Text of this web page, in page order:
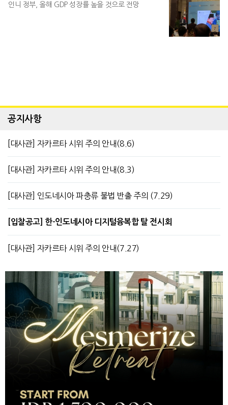
인니 정부, 올해 GDP 성장률 높을 것으로 전망
공지사항
[대사관] 자카르타 시위 주의 안내(8.6)
[대사관] 자카르타 시위 주의 안내(8.3)
[대사관] 인도네시아 파충류 불법 반출 주의 (7.29)
[입찰공고] 한-인도네시아 디지털융복합 탈 전시회
[대사관] 자카르타 시위 주의 안내(7.27)